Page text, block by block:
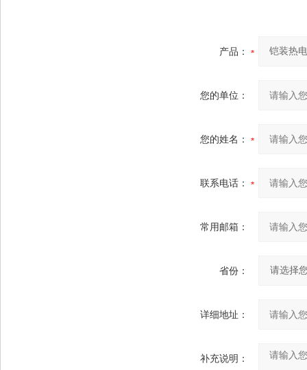
产品：
您的单位：
您的姓名：
联系电话：
常用邮箱：
省份：
详细地址：
补充说明：